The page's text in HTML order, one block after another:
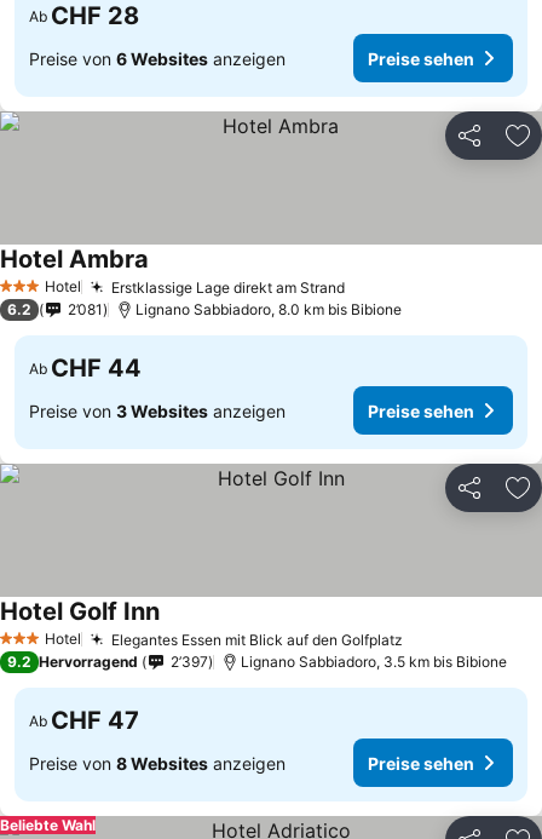
Ab CHF 28
Preise von 6 Websites anzeigen Preise sehen
Teilen
3 SterneHotel Erstklassige Lage direkt am Strand
Hotel Ambra
6.2 2’081 Lignano Sabbiadoro, 8.0 km bis Bibione
Ab CHF 44
Preise von 3 Websites anzeigen Preise sehen
Teilen
3 SterneHotel Elegantes Essen mit Blick auf den Golfplatz
Hotel Golf Inn
9.2 Hervorragend 2’397 Lignano Sabbiadoro, 3.5 km bis Bibione
Ab CHF 47
Preise von 8 Websites anzeigen Preise sehen
Beliebte Wahl